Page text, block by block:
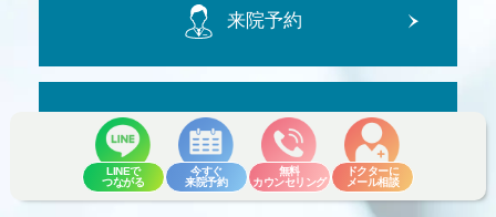
LINEで
つながる
今すぐ
来院予約
無料
カウンセリング
ドクターに
メール相談
来院予約
ご相談・お問合せ